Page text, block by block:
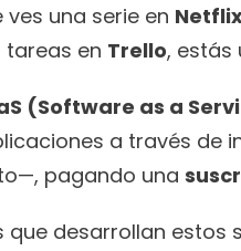
ves una serie en
en Trello, estás
(Software as a
a través de
pagando una
que desarrollan estos